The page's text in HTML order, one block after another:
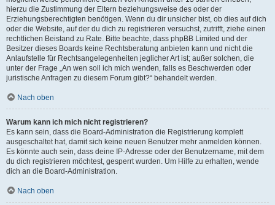
hierzu die Zustimmung der Eltern beziehungsweise des oder der
Erziehungsberechtigten benötigen. Wenn du dir unsicher bist, ob dies auf dich
oder die Website, auf der du dich zu registrieren versuchst, zutrifft, ziehe einen
rechtlichen Beistand zu Rate. Bitte beachte, dass phpBB Limited und der
Besitzer dieses Boards keine Rechtsberatung anbieten kann und nicht die
Anlaufstelle für Rechtsangelegenheiten jeglicher Art ist; außer solchen, die
unter der Frage „An wen soll ich mich wenden, falls es Beschwerden oder
juristische Anfragen zu diesem Forum gibt?“ behandelt werden.
Nach oben
Warum kann ich mich nicht registrieren?
Es kann sein, dass die Board-Administration die Registrierung komplett
ausgeschaltet hat, damit sich keine neuen Benutzer mehr anmelden können.
Es könnte auch sein, dass deine IP-Adresse oder der Benutzername, mit dem
du dich registrieren möchtest, gesperrt wurden. Um Hilfe zu erhalten, wende
dich an die Board-Administration.
Nach oben